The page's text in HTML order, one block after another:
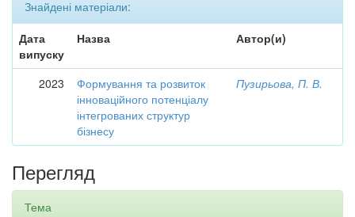
Знайдені матеріали:
Дата
випуску
Назва Автор(и)
2023
Формування та розвиток
інноваційного потенціалу
інтегрованих структур
бізнесу
Пузирьова, П. В.
Перегляд
Тема